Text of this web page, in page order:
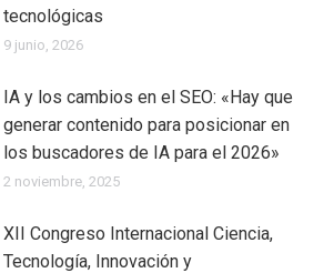
tecnológicas
9 junio, 2026
IA y los cambios en el SEO: «Hay que
generar contenido para posicionar en
los buscadores de IA para el 2026»
2 noviembre, 2025
XII Congreso Internacional Ciencia,
Tecnología, Innovación y